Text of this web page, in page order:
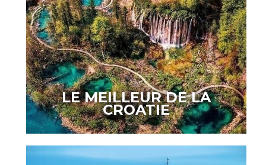
LE MEILLEUR DE LA
CROATIE